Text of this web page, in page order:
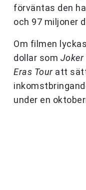
förväntas den
och 97 miljoner
Om filmen
dollar som Joker
Eras Touratt
under en